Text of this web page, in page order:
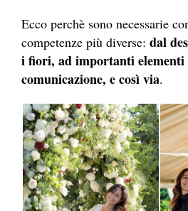
Ecco perchè sono necessarie
competenze più diverse: dal
i fiori, ad importanti
comunicazione, e così via.